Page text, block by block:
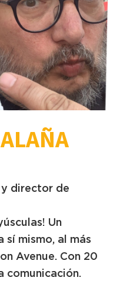
director de
Un
sí mismo, al más
Avenue. Con 20
comunicación.